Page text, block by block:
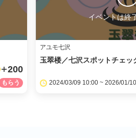
200
イベントは終
アユモ七沢
玉翠楼／七沢スポットチェッ
2024/03/09 10:00 ~ 2026/01/